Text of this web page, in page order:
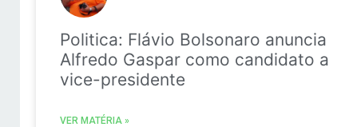
Politica: Flávio Bolsonaro anuncia
Alfredo Gaspar como candidato a
vice-presidente
VER MATÉRIA »